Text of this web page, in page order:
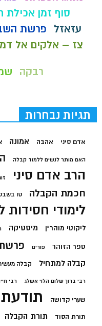
סוף זמן אכילת
עזאזל
פרשת
צז – אלקים אל
רבקה
תגיות נבחרות
אדם סיני אהבה אמונה
האם מותר לנשים ללמוד קבלה
הרב אדם סיני
חכמת הקבלה טו
לימודי חסידות
ליקוטי מוהר"ן מיסטיקה
ספר הזוהר פורים
קבלה למתחיל קבלה
רבי ברוך שלום הלוי אשלג רבי
שערי קדושה
תורת הסוד תורת הקבלה